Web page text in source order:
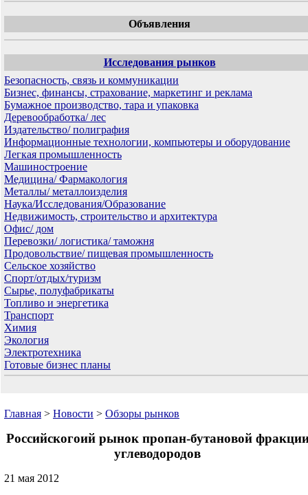
Объявления
Исследования рынков
Безопасность, связь и коммуникации
Бизнес, финансы, страхование, маркетинг и реклама
Бумажное производство, тара и упаковка
Деревообработка/ лес
Издательство/ полиграфия
Информационные технологии, компьютеры и оборудование
Легкая промышленность
Машиностроение
Медицина/ Фармакология
Металлы/ металлоизделия
Наука/Исследования/Образование
Недвижимость, строительство и архитектура
Офис/ дом
Перевозки/ логистика/ таможня
Продовольствие/ пищевая промышленность
Сельское хозяйство
Спорт/отдых/туризм
Сырье, полуфабрикаты
Топливо и энергетика
Транспорт
Химия
Экология
Электротехника
Готовые бизнес планы
Главная > Новости > Обзоры рынков
Российскогоий рынок пропан-бутановой
углеводородов
21 мая 2012